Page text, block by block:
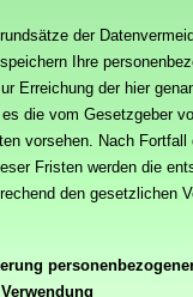
der
Ihre
Erreichung der hier
die vom Gesetzgeber
vorsehen. Nach Fortfall
Fristen werden die
den gesetzlichen